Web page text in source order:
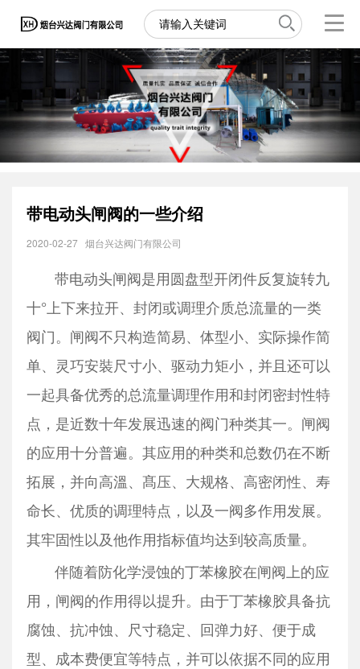
带电动头闸阀的一些介绍
2020-02-27 烟台兴达阀门有限公司
带电动头闸阀是用圆盘型开闭件反复旋转九
十°上下来拉开、封闭或调理介质总流量的一类
阀门。闸阀不只构造简易、体型小、实际操作简
单、灵巧安裝尺寸小、驱动力矩小，并且还可以
一起具备优秀的总流量调理作用和封闭密封性特
点，是近数十年发展迅速的阀门种类其一。闸阀
的应用十分普遍。其应用的种类和总数仍在不断
拓展，并向高溫、髙压、大规格、高密闭性、寿
命长、优质的调理特点，以及一阀多作用发展。
其牢固性以及他作用指标值均达到较高质量。
伴随着防化学浸蚀的丁苯橡胶在闸阀上的应
用，闸阀的作用得以提升。由于丁苯橡胶具备抗
腐蚀、抗冲蚀、尺寸稳定、回弹力好、便于成
型、成本费便宜等特点，并可以依据不同的应用